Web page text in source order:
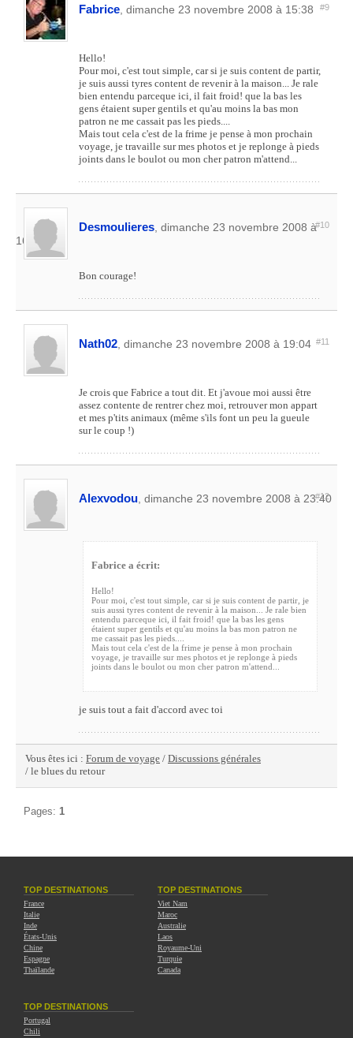
Fabrice , dimanche 23 novembre 2008 à 15:38 #9
Hello!
Pour moi, c'est tout simple, car si je suis content de partir,
je suis aussi tyres content de revenir à la maison... Je rale
bien entendu parceque ici, il fait froid! que la bas les
gens étaient super gentils et qu'au moins la bas mon
patron ne me cassait pas les pieds....
Mais tout cela c'est de la frime je pense à mon prochain
voyage, je travaille sur mes photos et je replonge à pieds
joints dans le boulot ou mon cher patron m'attend...
Desmoulieres , dimanche 23 novembre 2008 à
16:01
#10
Bon courage!
Nath02 , dimanche 23 novembre 2008 à 19:04 #11
Je crois que Fabrice a tout dit. Et j'avoue moi aussi être
assez contente de rentrer chez moi, retrouver mon appart
et mes p'tits animaux (même s'ils font un peu la gueule
sur le coup !)
Alexvodou , dimanche 23 novembre 2008 à 23:40
#12
Fabrice a écrit:
Hello!
Pour moi, c'est tout simple, car si je suis content de partir, je
suis aussi tyres content de revenir à la maison... Je rale bien
entendu parceque ici, il fait froid! que la bas les gens
étaient super gentils et qu'au moins la bas mon patron ne
me cassait pas les pieds....
Mais tout cela c'est de la frime je pense à mon prochain
voyage, je travaille sur mes photos et je replonge à pieds
joints dans le boulot ou mon cher patron m'attend...
je suis tout a fait d'accord avec toi
Vous êtes ici : Forum de voyage / Discussions générales
/ le blues du retour
Pages: 1
TOP DESTINATIONS
France
Italie
Inde
États-Unis
Chine
Espagne
Thaïlande
TOP DESTINATIONS
Viet Nam
Maroc
Australie
Laos
Royaume-Uni
Turquie
Canada
TOP DESTINATIONS
Portugal
Chili